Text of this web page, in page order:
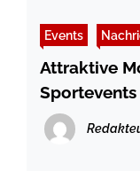
Events
Attraktive